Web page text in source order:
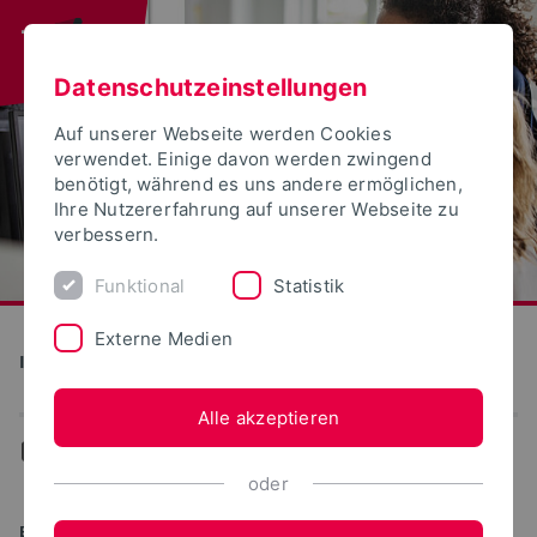
Informatik und Automation
... Studiengänge
BACHELOR OF SCIENCE (B.SC.)
Datenschutzeinstellungen
Auf unserer Webseite werden Cookies
verwendet. Einige davon werden zwingend
benötigt, während es uns andere ermöglichen,
Ihre Nutzererfahrung auf unserer Webseite zu
verbessern.
Funktional Statistik
Externe Medien
Alle akzeptieren
oder